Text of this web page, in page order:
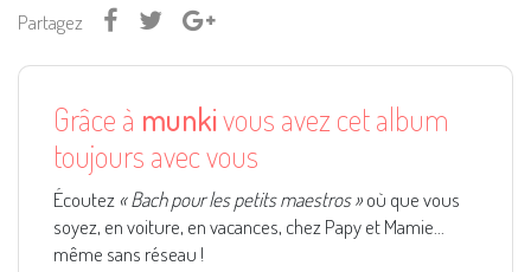
Partagez
Grâce à munkivous avez cet album
toujours avec vous
Écoutez « Bach pour les petits maestros »où que vous
soyez, en voiture, en vacances, chez Papy et Mamie...
même sans réseau !